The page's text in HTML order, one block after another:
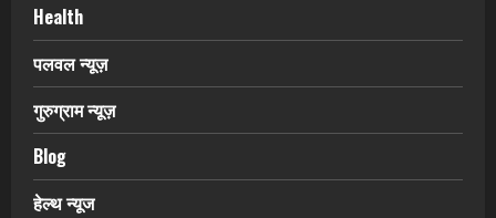
Health
पलवल न्यूज़
गुरुग्राम न्यूज़
Blog
हेल्थ न्यूज